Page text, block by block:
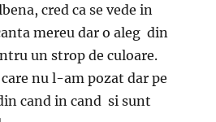
cred ca se vede in
mereu dar o aleg din
un strop de culoare.
nu l-am pozat dar pe
cand in cand si sunt